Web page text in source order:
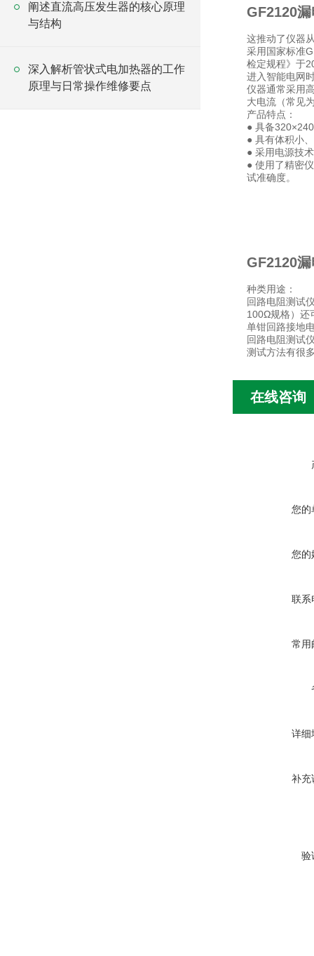
阐述直流高压发生器的核心原理
与结构
深入解析管状式电加热器的工作
原理与日常操作维修要点
GF2120
这推动了仪器
采用国家标准
检定规程》于
进入智能电网
仪器通常采用
大电流（常见
产品特点：
● 具备
● 具有体积小
● 采用电源技
● 使用了精密
试准确度。
GF2120
种类用途：
回路电阻测试
100Ω规格）还
单钳回路接地
回路电阻测试
测试方法有很
在线咨询
您的
您的
联系
常用
详细
补充
验